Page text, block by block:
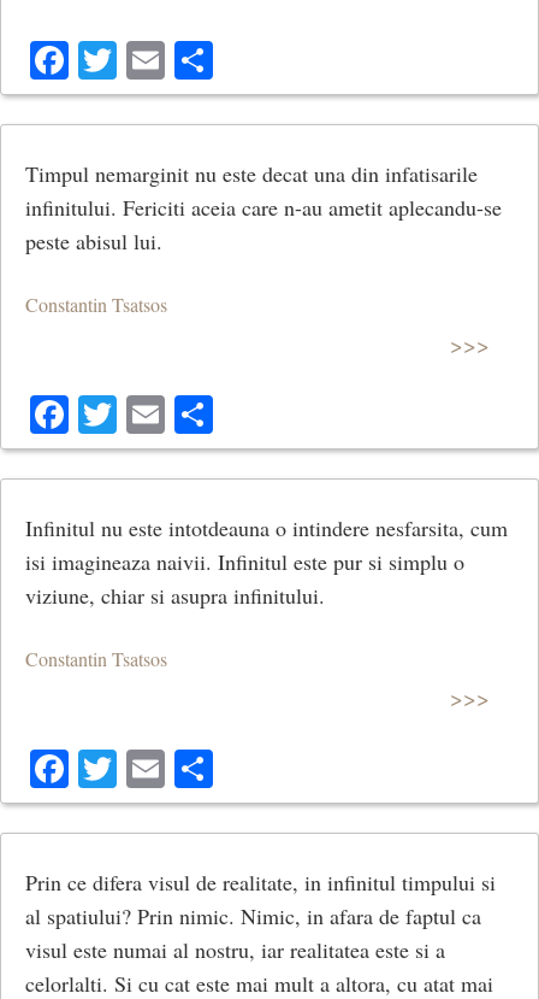
Facebook
Twitter
Email
Timpul nemarginit nu este decat una din infatisarile
infinitului. Fericiti aceia care n-au ametit aplecandu-se
peste abisul lui.
Constantin Tsatsos
>>>
Facebook
Twitter
Email
Infinitul nu este intotdeauna o intindere nesfarsita, cum
isi imagineaza naivii. Infinitul este pur si simplu o
viziune, chiar si asupra infinitului.
Constantin Tsatsos
>>>
Facebook
Twitter
Email
Prin ce difera visul de realitate, in infinitul timpului si
al spatiului? Prin nimic. Nimic, in afara de faptul ca
visul este numai al nostru, iar realitatea este si a
celorlalti. Si cu cat este mai mult a altora, cu atat mai